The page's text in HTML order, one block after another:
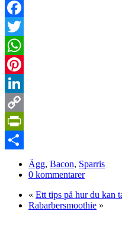
Facebook
Twitter
WhatsApp
Pinterest
LinkedIn
Copy
Link
PrintFriendly
Ägg, Bacon, Sparris
0 kommentarer
« Ett tips på hur du kan
Rabarbersmoothie »